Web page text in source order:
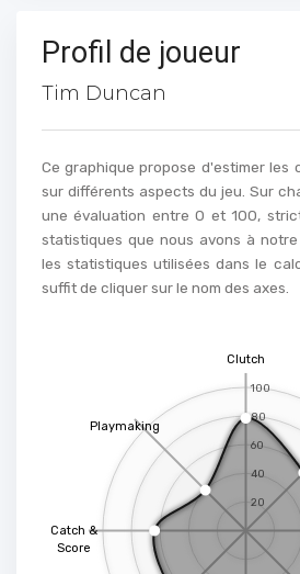
Profil de joueur
Tim Duncan
Ce graphique propose d'estimer les
sur différents aspects du jeu. Sur
une évaluation entre 0 et 100,
statistiques que nous avons à
les statistiques utilisées dans le
suffit de cliquer sur le nom des axes.
100
80
60
40
20
Clutch
Catch &
Score
Playmaking